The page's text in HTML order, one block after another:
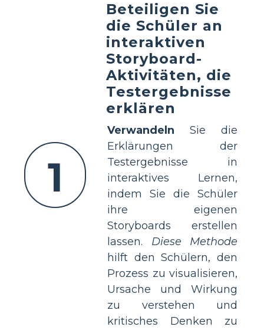
1
Beteiligen Sie
die Schüler an
interaktiven
Storyboard-
Aktivitäten, die
Testergebnisse
erklären
Verwandeln Sie die
Erklärungen der
Testergebnisse in
interaktives Lernen,
indem Sie die Schüler
ihre eigenen
Storyboards erstellen
lassen. Diese Methode
hilft den Schülern, den
Prozess zu visualisieren,
Ursache und Wirkung
zu verstehen und
kritisches Denken zu